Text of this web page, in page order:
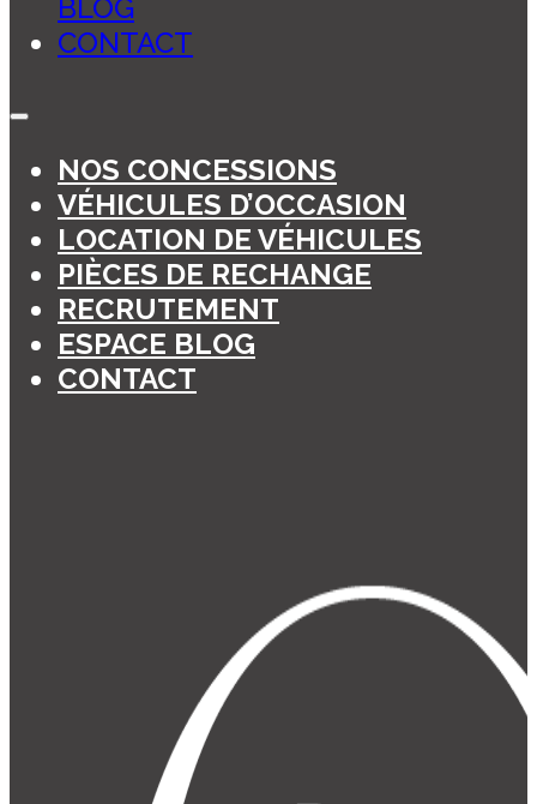
BLOG
CONTACT
NOS CONCESSIONS
VÉHICULES D’OCCASION
LOCATION DE VÉHICULES
PIÈCES DE RECHANGE
RECRUTEMENT
ESPACE BLOG
CONTACT